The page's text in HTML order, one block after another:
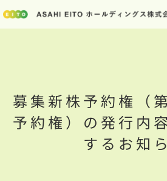
募集新株予約権（
予約権）の発行内
するお知